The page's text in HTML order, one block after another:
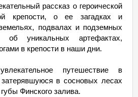
рассказ о героической
крепости, о ее загадках и
подвалах и подземных
уникальных артефактах,
в крепости в наши дни.
путешествие в
в сосновых лесах
Финского залива.